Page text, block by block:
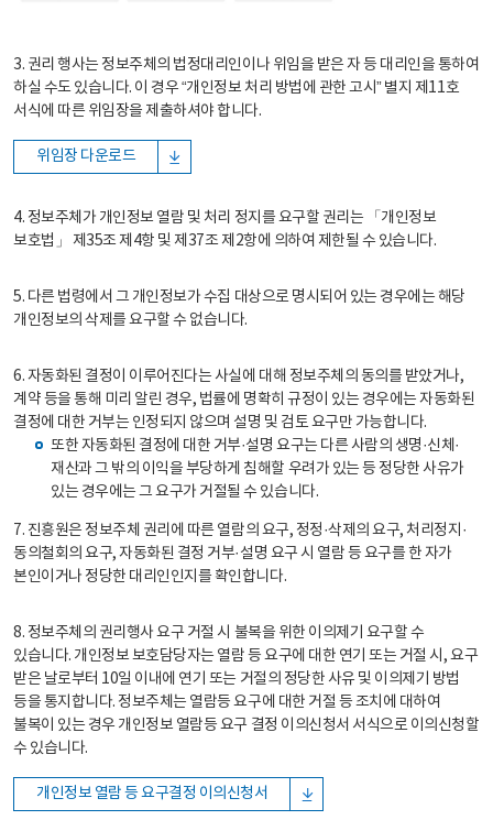
3. 권리 행사는 정보주체의 법정대리인이나 위임을 받은 자 등 대리인을 통하여
하실 수도 있습니다. 이 경우 “개인정보 처리 방법에 관한 고시” 별지 제11호
서식에 따른 위임장을 제출하셔야 합니다.
위임장 다운로드
4. 정보주체가 개인정보 열람 및 처리 정지를 요구할 권리는 「개인정보
보호법」 제35조 제4항 및 제37조 제2항에 의하여 제한될 수 있습니다.
5. 다른 법령에서 그 개인정보가 수집 대상으로 명시되어 있는 경우에는 해당
개인정보의 삭제를 요구할 수 없습니다.
6. 자동화된 결정이 이루어진다는 사실에 대해 정보주체의 동의를 받았거나,
계약 등을 통해 미리 알린 경우, 법률에 명확히 규정이 있는 경우에는 자동화된
결정에 대한 거부는 인정되지 않으며 설명 및 검토 요구만 가능합니다.
또한 자동화된 결정에 대한 거부·설명 요구는 다른 사람의 생명·신체·
재산과 그 밖의 이익을 부당하게 침해할 우려가 있는 등 정당한 사유가
있는 경우에는 그 요구가 거절될 수 있습니다.
7. 진흥원은 정보주체 권리에 따른 열람의 요구, 정정·삭제의 요구, 처리정지·
동의철회의 요구, 자동화된 결정 거부·설명 요구 시 열람 등 요구를 한 자가
본인이거나 정당한 대리인인지를 확인합니다.
8. 정보주체의 권리행사 요구 거절 시 불복을 위한 이의제기 요구할 수
있습니다. 개인정보 보호담당자는 열람 등 요구에 대한 연기 또는 거절 시, 요구
받은 날로부터 10일 이내에 연기 또는 거절의 정당한 사유 및 이의제기 방법
등을 통지합니다. 정보주체는 열람등 요구에 대한 거절 등 조치에 대하여
불복이 있는 경우 개인정보 열람등 요구 결정 이의신청서 서식으로 이의신청할
수 있습니다.
개인정보 열람 등 요구결정 이의신청서